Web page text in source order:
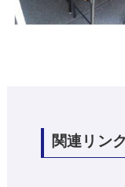
関連リンク